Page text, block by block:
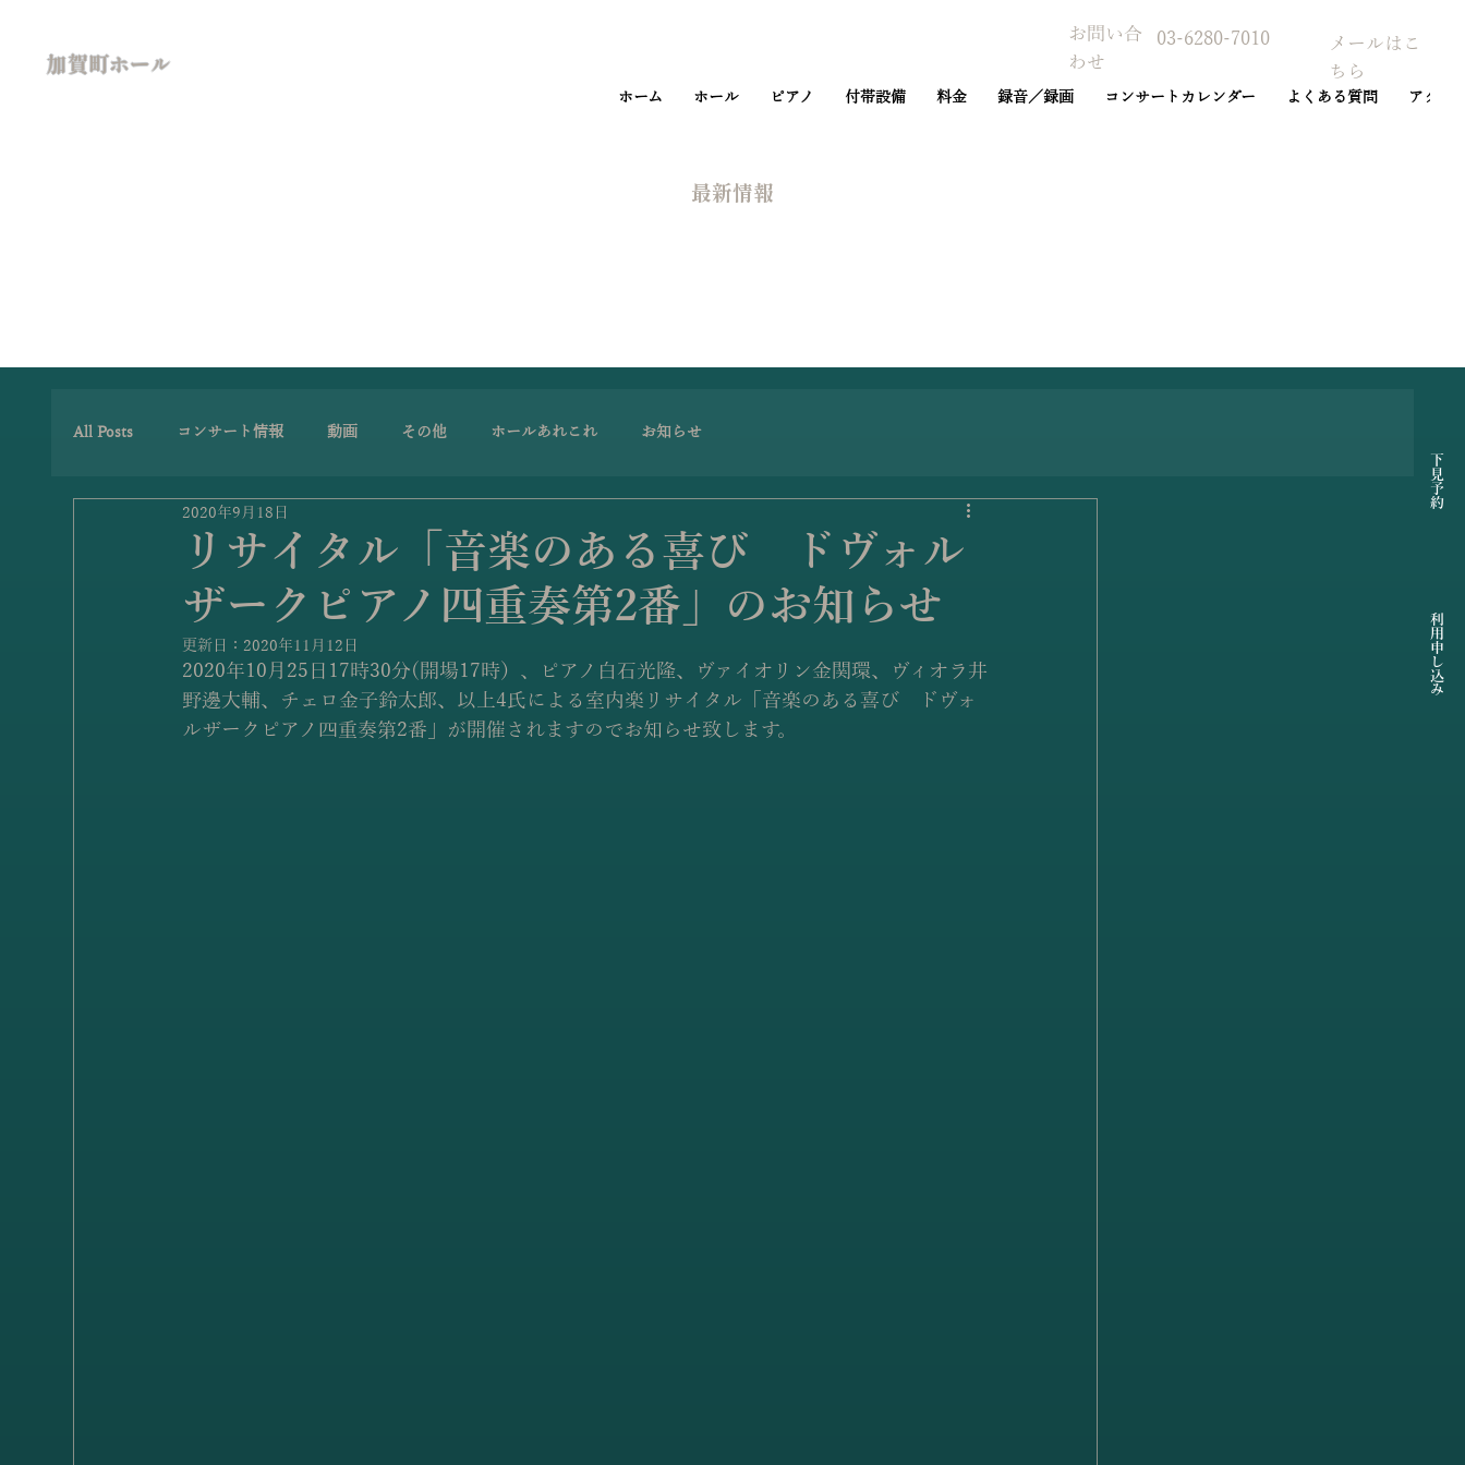
加賀町ホール
お問い合
わせ
03-6280-7010
メールはこ
ちら
ホーム ホール ピアノ 付帯設備 料金 録音／録画 コンサートカレンダー よくある質問 アクセ
利用申し込み
下見予約
​最新情報
All Posts コンサート情報 動画 その他 ホールあれこれ お知らせ
リサイタル「音楽のある喜び ドヴォル
ザークピアノ四重奏第2番」のお知らせ
2020年9月18日
更新日： 2020年11月12日
2020年10月25日17時30分(開場17時）、ピアノ白石光隆、ヴァイオリン金関環、ヴィオラ井
野邊大輔、チェロ金子鈴太郎、以上4氏による室内楽リサイタル「音楽のある喜び　ドヴォ
ルザークピアノ四重奏第2番」が開催されますのでお知らせ致します。